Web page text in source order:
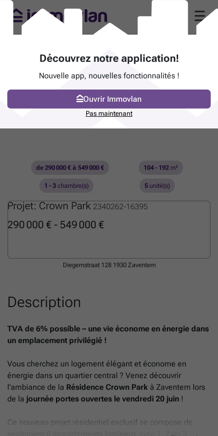
Projet: Crown Park 2340262-16395
290 000 € - 549 000 €
de 290 000 € à 549 000 € 104 - 192m²
1 - 3 chambre(s) 5unité(s)
Diegemstraat 128 1930 Zaventem
Description
TVA de 6% possible – une vie économe en énergie dans
un emplacement privilégié !
Vous cherchez un logement élégant et économe en
énergie dans un quartier central ? Venez découvrir
l’ambiance de la Résidence Crown Park à Zaventem lors
de la journée portes ouvertes le vendredi 20 juin !
Ce nouveau projet résidentiel exclusif se compose de
avec 1, 2 ou 3
Découvrez notre application!
Nouvelle app, nouvelles fonctionnalités !
Ouvrir Immovlan
Pas maintenant